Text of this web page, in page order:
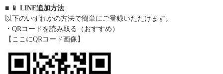
■ 📱 LINE追加方法
以下のいずれかの方法で簡単にご登録いただけます。
・QRコードを読み取る（おすすめ）
【ここにQRコード画像】